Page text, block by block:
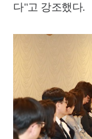
다"고 강조했다.